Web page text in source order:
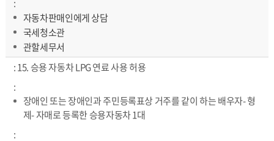
자동차판매인에게 상담
국세청소관
관할세무서
15. 승용 자동차 LPG 연료 사용 허용
장애인 또는 장애인과 주민등록표상 거주를 같이 하는 배우자- 형
제- 자매로 등록한 승용자동차 1대